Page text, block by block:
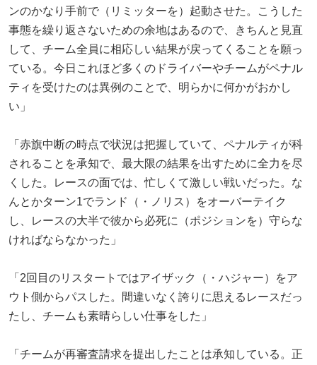
ンのかなり手前で（リミッターを）起動させた。こうした
事態を繰り返さないための余地はあるので、きちんと見直
して、チーム全員に相応しい結果が戻ってくることを願っ
ている。今日これほど多くのドライバーやチームがペナル
ティを受けたのは異例のことで、明らかに何かがおかし
い」
「赤旗中断の時点で状況は把握していて、ペナルティが科
されることを承知で、最大限の結果を出すために全力を尽
くした。レースの面では、忙しくて激しい戦いだった。な
んとかターン1でランド（・ノリス）をオーバーテイク
し、レースの大半で彼から必死に（ポジションを）守らな
ければならなかった」
「2回目のリスタートではアイザック（・ハジャー）をア
ウト側からパスした。間違いなく誇りに思えるレースだっ
たし、チームも素晴らしい仕事をした」
「チームが再審査請求を提出したことは承知している。正